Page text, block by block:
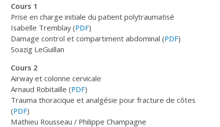
Cours 1
Prise en charge initiale du patient polytraumatisé
Isabelle Tremblay (PDF)
Damage control et compartiment abdominal (PDF)
Soazig LeGuillan
Cours 2
Airway et colonne cervicale
Arnaud Robitaille (PDF)
Trauma thoracique et analgésie pour fracture de côtes
(PDF)
Mathieu Rousseau / Philippe Champagne